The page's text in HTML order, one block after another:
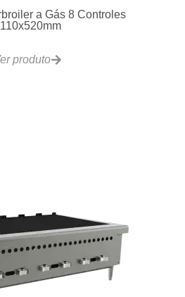
a Gás 8 Controles
produto